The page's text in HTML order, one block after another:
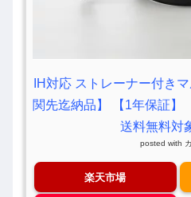
IH対応 ストレーナー付き
関先迄納品】 【1年保証】
送料無料対
posted with
楽天市場